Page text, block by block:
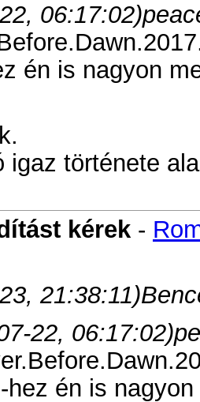
06:17:02)
én is nagyon
igaz története
kérek -
21:38:11)
22, 06:17:02)
hez én is